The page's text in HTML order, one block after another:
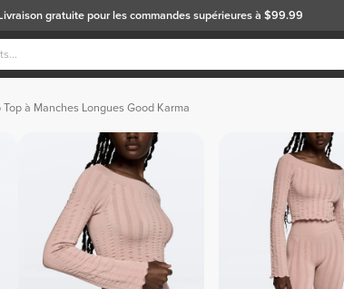
gratuitepour les commandes supérieures à $99.99
Top à Manches Longues Good Karma